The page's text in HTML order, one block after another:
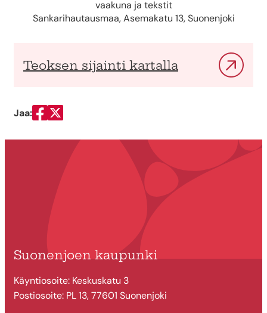
vaakuna ja tekstit
Sankarihautausmaa, Asemakatu 13, Suonenjoki
Teoksen sijainti kartalla
Jaa:
Jaa Facebookissa
Jaa Twitterissä
Suonenjoen kaupunki
Käyntiosoite: Keskuskatu 3
Postiosoite: PL 13, 77601 Suonenjoki